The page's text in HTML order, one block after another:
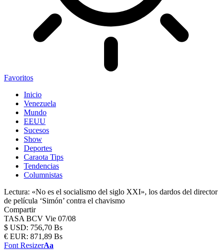
Favoritos
Inicio
Venezuela
Mundo
EEUU
Sucesos
Show
Deportes
Caraota Tips
Tendencias
Columnistas
Lectura: «No es el socialismo del siglo XXI», los dardos del director
de película ‘Simón’ contra el chavismo
Compartir
TASA BCV Vie 07/08
$ USD: 756,70 Bs
€ EUR: 871,89 Bs
Font ResizerAa